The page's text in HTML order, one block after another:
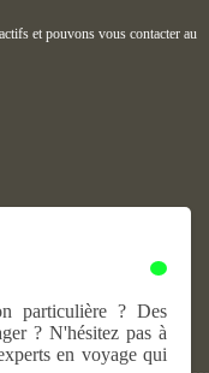
et pouvons vous contacter au
Long Bien, Hanoi
particulière ? Des
? N'hésitez pas à
en voyage qui